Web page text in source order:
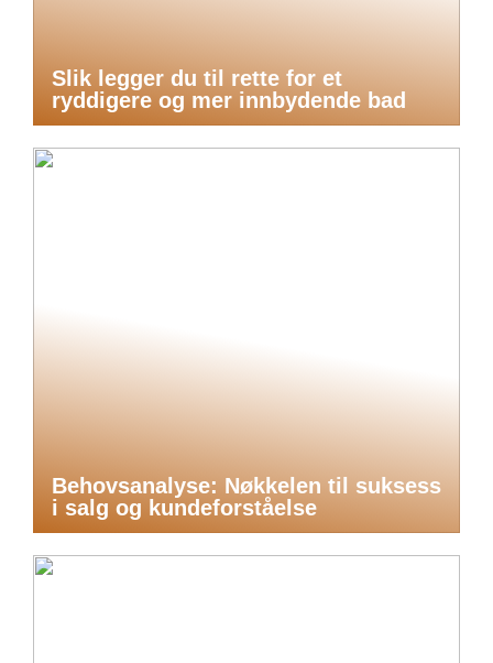
Slik legger du til rette for et
ryddigere og mer innbydende bad
Behovsanalyse: Nøkkelen til suksess
i salg og kundeforståelse